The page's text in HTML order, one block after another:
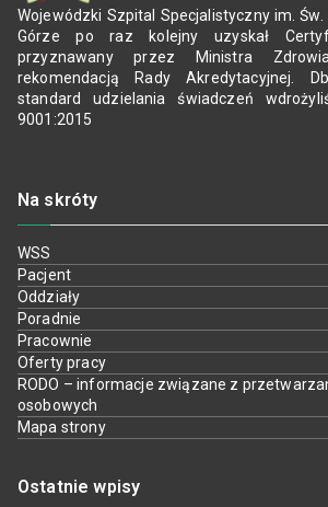
Wojewódzki Szpital Specjalistyczny im. Św.
Górze po raz kolejny uzyskał
przyznawany przez Ministra
rekomendacją Rady Akredytacyjnej.
standard udzielania świadczeń
9001:2015
Na skróty
WSS
Pacjent
Oddziały
Poradnie
Pracownie
Oferty pracy
RODO – informacje związane z
osobowych
Mapa strony
Ostatnie wpisy